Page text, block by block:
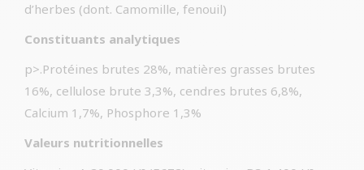
d’herbes (dont. Camomille, fenouil)
Constituants analytiques
p>.Protéines brutes 28%, matières grasses brutes
16%, cellulose brute 3,3%, cendres brutes 6,8%,
Calcium 1,7%, Phosphore 1,3%
Valeurs nutritionnelles